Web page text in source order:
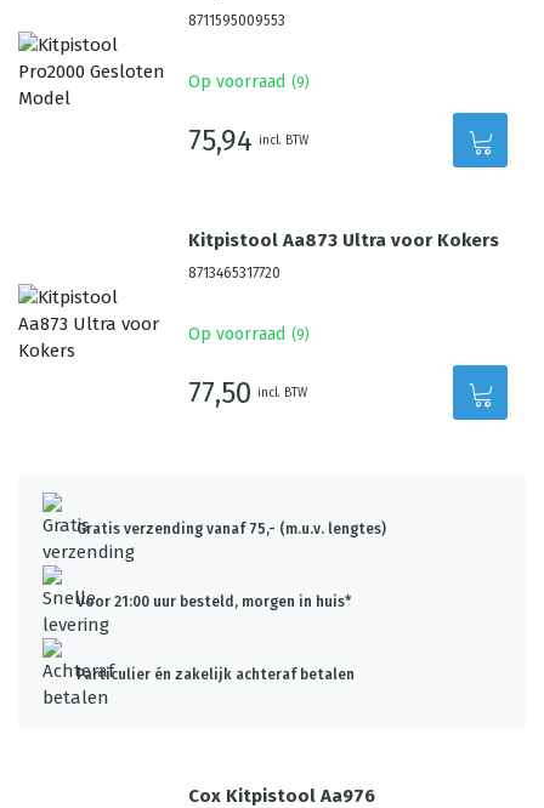
8711595009553
Op voorraad (9)
75,94 incl. BTW
Kitpistool Aa873 Ultra voor Kokers
8713465317720
Op voorraad (9)
77,50 incl. BTW
Gratis verzending vanaf 75,- (m.u.v. lengtes)
Voor 21:00 uur besteld, morgen in huis*
Particulier én zakelijk achteraf betalen
Cox Kitpistool Aa976